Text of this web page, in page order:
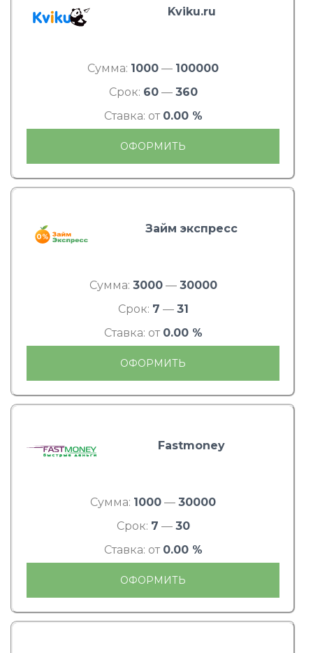
Kviku.ru
Сумма: 1000 — 100000
Срок: 60— 360
Ставка: от 0.00 %
ОФОРМИТЬ
Займ экспресс
Сумма: 3000— 30000
Срок: 7 — 31
Ставка: от 0.00 %
ОФОРМИТЬ
Fastmoney
Сумма: 1000 — 30000
Срок: 7 — 30
Ставка: от 0.00 %
ОФОРМИТЬ